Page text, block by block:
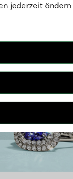
jederzeit